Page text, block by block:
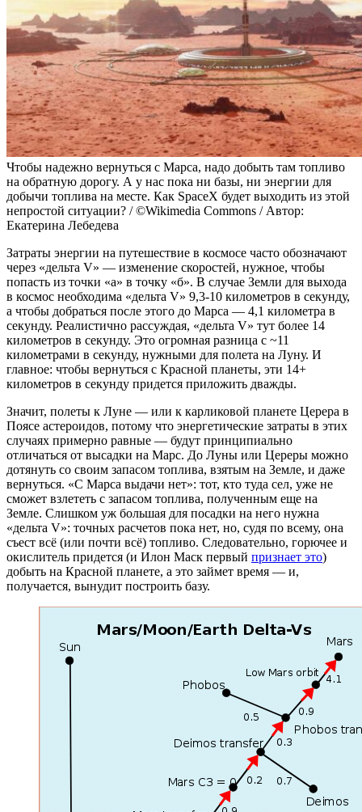
Чтобы надежно вернуться с Марса, надо добыть там топливо
на обратную дорогу. А у нас пока ни базы, ни энергии для
добычи топлива на месте. Как SpaceX будет выходить из этой
непростой ситуации? / ©Wikimedia Commons / Автор:
Екатерина Лебедева
Затраты энергии на путешествие в космосе часто обозначают
через «дельта V» — изменение скоростей, нужное, чтобы
попасть из точки «а» в точку «б». В случае Земли для выхода
в космос необходима «дельта V» 9,3-10 километров в секунду,
а чтобы добраться после этого до Марса — 4,1 километра в
секунду. Реалистично рассуждая, «дельта V» тут более 14
километров в секунду. Это огромная разница с ~11
километрами в секунду, нужными для полета на Луну. И
главное: чтобы вернуться с Красной планеты, эти 14+
километров в секунду придется приложить дважды.
Значит, полеты к Луне — или к карликовой планете Церера в
Поясе астероидов, потому что энергетические затраты в этих
случаях примерно равные — будут принципиально
отличаться от высадки на Марс. До Луны или Цереры можно
дотянуть со своим запасом топлива, взятым на Земле, и даже
вернуться. «С Марса выдачи нет»: тот, кто туда сел, уже не
сможет взлететь с запасом топлива, полученным еще на
Земле. Слишком уж большая для посадки на него нужна
«дельта V»: точных расчетов пока нет, но, судя по всему, она
съест всё (или почти всё) топливо. Следовательно, горючее и
окислитель придется (и Илон Маск первый признает это)
добыть на Красной планете, а это займет время — и,
получается, вынудит построить базу.